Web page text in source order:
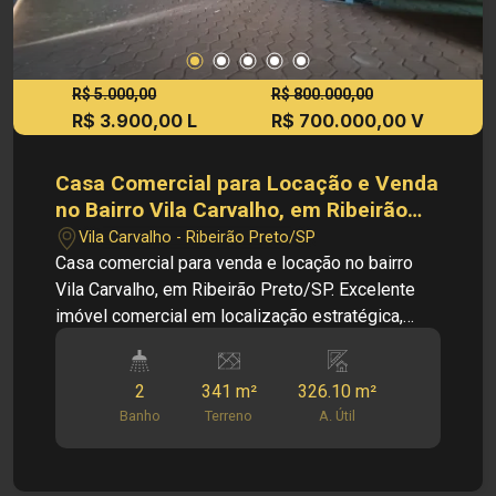
R$ 5.000,00
R$ 3.900,00 L
R$ 800.000,00
R$ 700.000,00 V
Casa Comercial para Locação e Venda
no Bairro Vila Carvalho, em Ribeirão
Preto
Vila Carvalho - Ribeirão Preto/SP
Casa comercial para venda e locação no bairro
Vila Carvalho, em Ribeirão Preto/SP. Excelente
imóvel comercial em localização estratégica,
fácil acesso e funcionalidade. Situado em uma
região tradicional da cidade, com grande fluxo de
pessoas e veículos, proporcionando praticidade
para clientes e colaboradores. Principais
2
Banho
341 m²
Terreno
326.10 m²
A. Útil